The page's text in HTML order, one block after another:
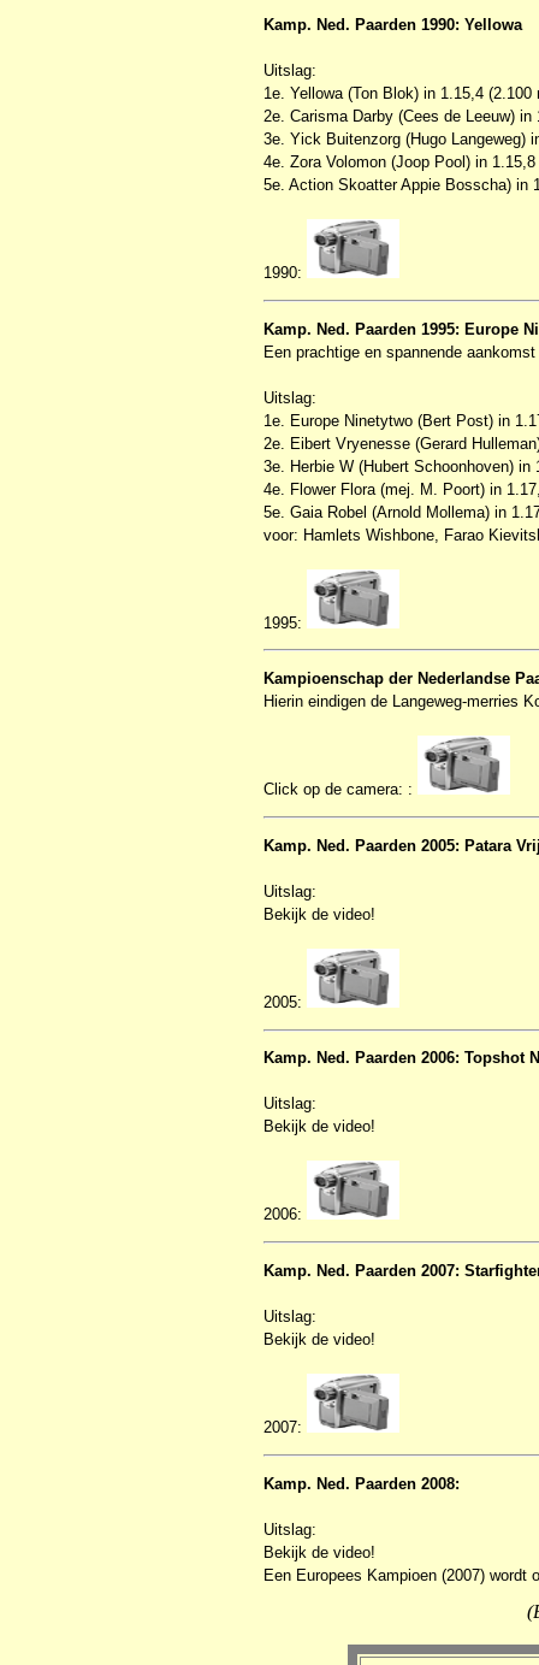
Kamp. Ned. Paarden 1990: Yellowa
Uitslag:
1e. Yellowa (Ton Blok) in 1.15,4 (2.100
2e. Carisma Darby (Cees de Leeuw) in
3e. Yick Buitenzorg (Hugo Langeweg)
4e. Zora Volomon (Joop Pool) in 1.15,8
5e. Action Skoatter Appie Bosscha) in
1990:
Kamp. Ned. Paarden 1995: Europe
Een prachtige en spannende
Uitslag:
1e. Europe Ninetytwo (Bert Post) in
2e. Eibert Vryenesse (Gerard
3e. Herbie W (Hubert Schoonhoven) in
4e. Flower Flora (mej. M. Poort) in
5e. Gaia Robel (Arnold Mollema) in
voor: Hamlets Wishbone, Farao
1995:
Kampioenschap der Nederlandse
Hierin eindigen de Langeweg-merries
Click op de camera: :
Kamp. Ned. Paarden 2005: Patara
Uitslag:
Bekijk de video!
2005:
Kamp. Ned. Paarden 2006: Topshot
Uitslag:
Bekijk de video!
2006:
Kamp. Ned. Paarden 2007:
Uitslag:
Bekijk de video!
2007:
Kamp. Ned. Paarden 2008:
Uitslag:
Bekijk de video!
Een Europees Kampioen (2007) wordt